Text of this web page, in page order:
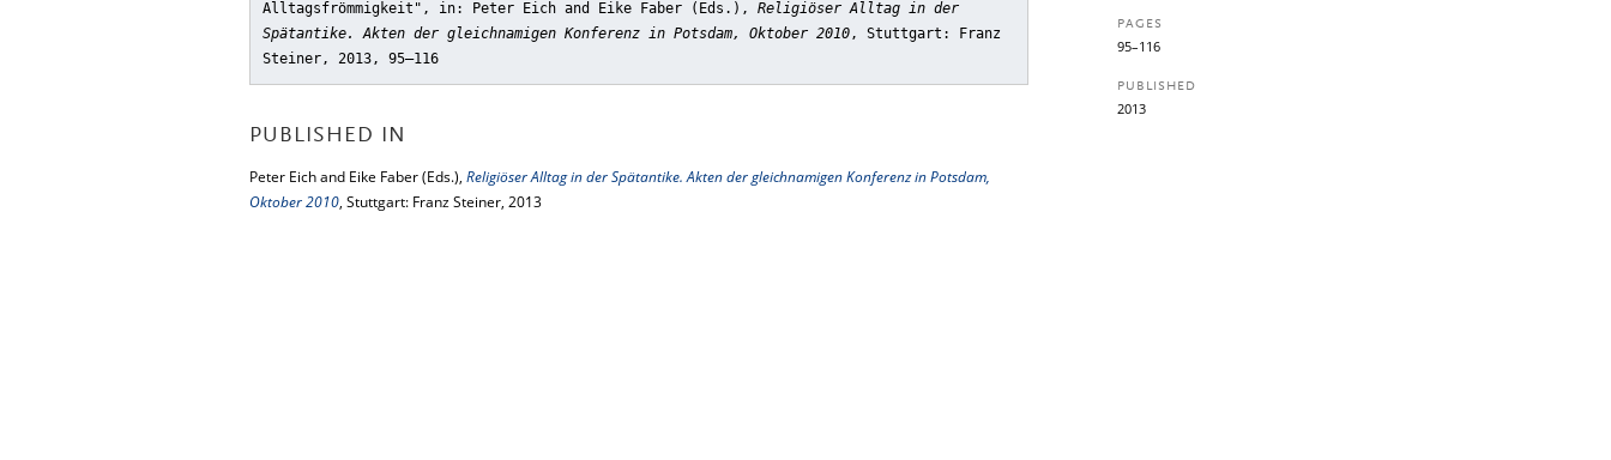
Alltagsfrömmigkeit" , in: Peter Eich and Eike Faber (Eds.), Religiöser Alltag in der
Spätantike. Akten der gleichnamigen Konferenz in Potsdam, Oktober 2010, Stuttgart: Franz
Steiner, 2013, 95–116
PUBLISHED IN
Peter Eich and Eike Faber (Eds.), Religiöser Alltag in der Spätantike. Akten der gleichnamigen Konferenz in Potsdam,
Oktober 2010, Stuttgart: Franz Steiner, 2013
PAGES
95–116
PUBLISHED
2013